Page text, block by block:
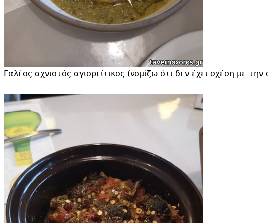
Γαλέος αχνιστός αγιορείτικος (νομίζω ότι δεν έχει σχέση με